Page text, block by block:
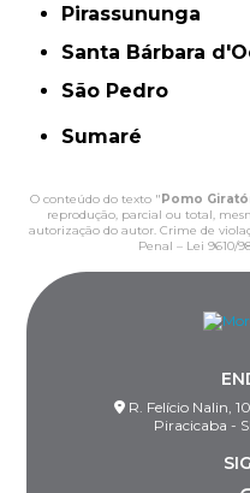
Pirassununga
Santa Bárbara
São Pedro
Sumaré
O conteúdo do texto "Pomo
reprodução, parcial ou total,
autorização do autor. Crime de
Penal – Lei 9610/
R. Felício Nalin,
Piracicaba -